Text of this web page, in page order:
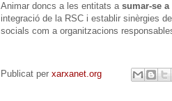
Animar doncs a les entitats a sumar-se a
integració de la RSC i establir sinèrgies
socials com a organitzacions
Publicat per xarxanet.org